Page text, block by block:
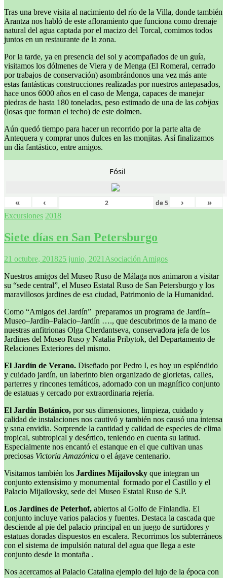
Tras una breve visita al nacimiento del río de la Villa, donde también
Arantza nos habló de este afloramiento que funciona como drenaje
natural del agua captada por el macizo del Torcal, comimos todos
juntos en un restaurante de la zona.
Por la tarde, ya en presencia del sol y acompañados de un guía,
visitamos los dólmenes de Viera y de Menga (El Romeral, cerrado
por trabajos de conservación) asombrándonos una vez más ante
estas fantásticas construcciones realizadas por nuestros antepasados,
hace unos 6000 años en el caso de Menga, capaces de manejar
piedras de hasta 180 toneladas, peso estimado de una de las cobijas
(losas que forman el techo) de este dolmen.
Aún quedó tiempo para hacer un recorrido por la parte alta de
Antequera y comprar unos dulces en las monjitas. Así finalizamos
un día fantástico, entre amigos.
Fósil
« ‹ de5 › »
Excursiones 2018
Siete días en San Petersburgo
21 octubre, 201825 junio, 2021 Asociación Amigos
Nuestros amigos del Museo Ruso de Málaga nos animaron a visitar
su “sede central”, el Museo Estatal Ruso de San Petersburgo y los
maravillosos jardines de esa ciudad, Patrimonio de la Humanidad.
Como “Amigos del Jardín” preparamos un programa de Jardín–
Museo–Jardín–Palacio–Jardín …., que descubrimos de la mano de
nuestras anfitrionas Olga Cherdantseva, conservadora jefa de los
Jardines del Museo Ruso y Natalia Pribytok, del Departamento de
Relaciones Exteriores del mismo.
El Jardín de Verano. Diseñado por Pedro I, es hoy un espléndido
y cuidado jardín, un laberinto bien organizado de glorietas, calles,
parterres y rincones temáticos, adornado con un magnífico conjunto
de estatuas y cercado por extraordinaria rejería.
El Jardín Botánico, por sus dimensiones, limpieza, cuidado y
calidad de instalaciones nos cautivó y también nos causó una intensa
y sana envidia. Sorprende la cantidad y calidad de especies de clima
tropical, subtropical y desértico, teniendo en cuenta su latitud.
Especialmente nos encantó el estanque en el que cultivan unas
preciosas Victoria Amazónica o el ágave centenario.
Visitamos también los Jardines Mijailovsky que integran un
conjunto extensísimo y monumental formado por el Castillo y el
Palacio Mijailovsky, sede del Museo Estatal Ruso de S.P.
Los Jardines de Peterhof, abiertos al Golfo de Finlandia. El
conjunto incluye varios palacios y fuentes. Destaca la cascada que
desciende al pie del palacio principal en un juego de surtidores y
estatuas doradas dispuestos en escalera. Recorrimos los subterráneos
con el sistema de impulsión natural del agua que llega a este
conjunto desde la montaña .
Nos acercamos al Palacio Catalina ejemplo del lujo de la época con